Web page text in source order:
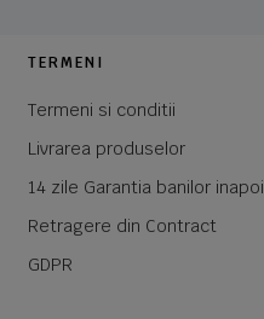
TERMENI
Termeni si conditii
Livrarea produselor
14 zile Garantia banilor inapoi
Retragere din Contract
GDPR